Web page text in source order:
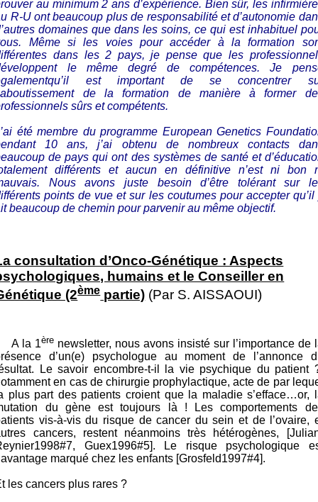
au minimum 2 ans d’expérience. Bien sûr, les
R-U ont beaucoup plus de responsabilité et d’autonomie
domaines que dans les soins, ce qui est inhabituel
Même si les voies pour accéder à la formation
dans les 2 pays, je pense que les
le même degré de compétences. Je
est important de se concentrer
de la formation de manière à former
sûrs et compétents.
été membre du programme European Genetics
10 ans, j’ai obtenu de nombreux contacts
de pays qui ont des systèmes de santé et
différents et aucun en définitive n’est ni bon
Nous avons juste besoin d’être tolérant sur
points de vue et sur les coutumes pour accepter qu’il
beaucoup de chemin pour parvenir au même objectif.
consultation d’Onco-Génétique : Aspects
humains et le Conseiller en
(2èmepartie) (Par S. AISSAOUI)
A la 1ère newsletter, nous avons insisté sur l’importance de
d’un(e) psychologue au moment de l’annonce
Le savoir encombre-t-il la vie psychique du patient
en cas de chirurgie prophylactique, acte de par
plus part des patients croient que la maladie s’efface…or,
du gène est toujours là ! Les comportements
vis-à-vis du risque de cancer du sein et de l’ovaire,
cancers, restent néanmoins très hétérogènes,
Guex1996#5]. Le risque psychologique
marqué chez les enfants [Grosfeld1997#4].
les cancers plus rares ?